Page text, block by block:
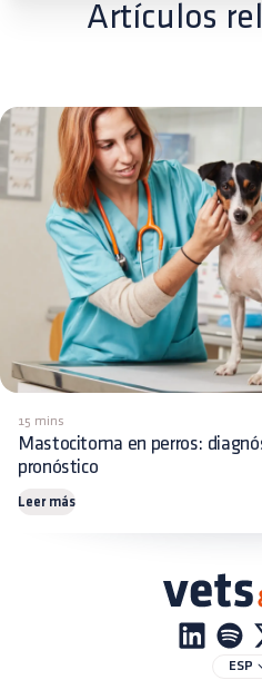
Artículos
15 mins
Mastocitoma en perros:
pronóstico
Leer más
ESP